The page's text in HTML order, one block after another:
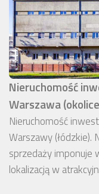
Nieruchomość
Warszawa
Nieruchomość
Warszawy (łódzkie).
sprzedaży imponuje
lokalizacją w